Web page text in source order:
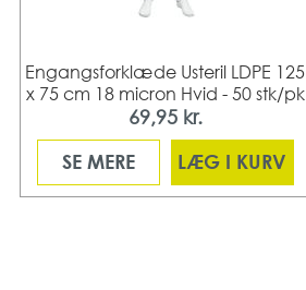
Engangsforklæde Usteril LDPE 125
x 75 cm 18 micron Hvid - 50 stk/pk
69,95 kr.
SE MERE
LÆG I KURV